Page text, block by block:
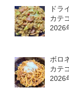
ドラ
カテ
2026
ボロ
カテ
2026